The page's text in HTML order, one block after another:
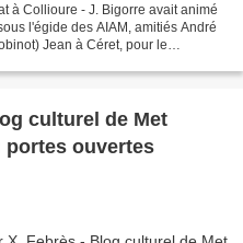
à Collioure - J. Bigorre avait animé
l'égide des AIAM, amitiés André
Jean à Céret, pour le
culturel de Met
portes ouvertes